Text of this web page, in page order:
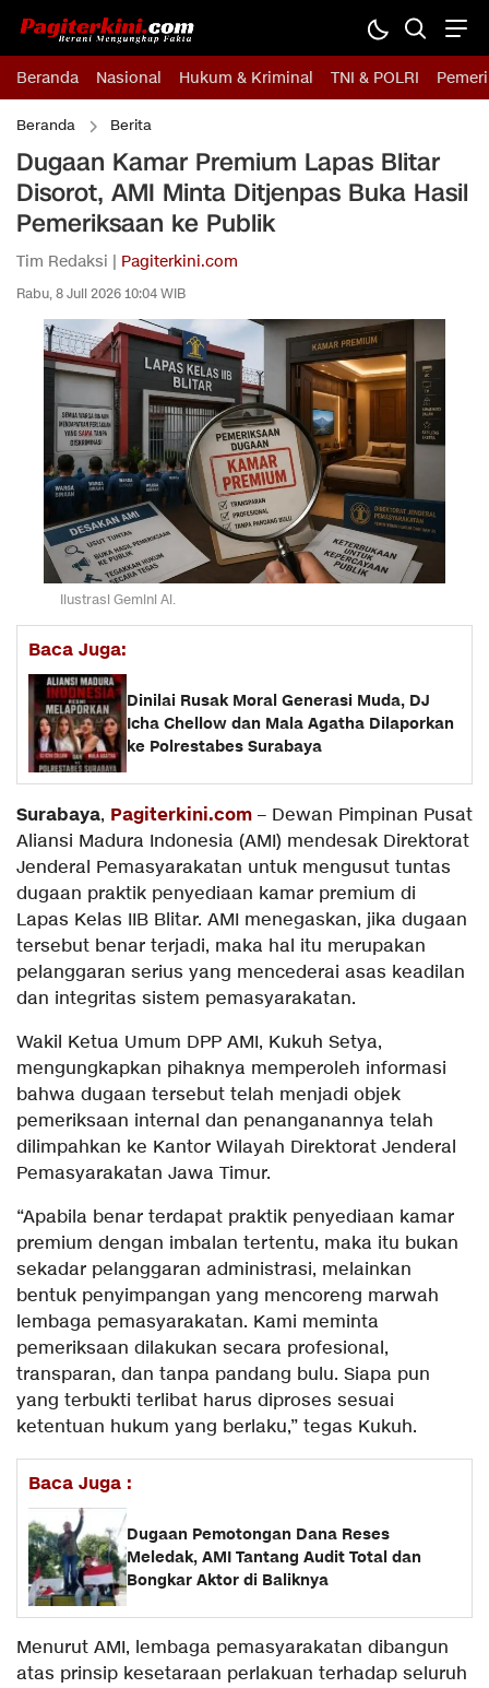
Beranda Nasional Hukum & Kriminal TNI & POLRI
Beranda Berita
Dugaan Kamar Premium Lapas Blitar
Disorot, AMI Minta Ditjenpas Buka Hasil
Pemeriksaan ke Publik
Tim Redaksi | Pagiterkini.com
Rabu, 8 Juli 2026 10:04 WIB
Ilustrasi Gemini Ai.
Baca Juga:
Dinilai Rusak Moral Generasi Muda, DJ
Icha Chellow dan Mala Agatha Dilaporkan
ke Polrestabes Surabaya
Surabaya, Pagiterkini.com – Dewan Pimpinan Pusat
Aliansi Madura Indonesia (AMI) mendesak Direktorat
Jenderal Pemasyarakatan untuk mengusut tuntas
dugaan praktik penyediaan kamar premium di
Lapas Kelas IIB Blitar. AMI menegaskan, jika dugaan
tersebut benar terjadi, maka hal itu merupakan
pelanggaran serius yang mencederai asas keadilan
dan integritas sistem pemasyarakatan.
Wakil Ketua Umum DPP AMI, Kukuh Setya,
mengungkapkan pihaknya memperoleh informasi
bahwa dugaan tersebut telah menjadi objek
pemeriksaan internal dan penanganannya telah
dilimpahkan ke Kantor Wilayah Direktorat Jenderal
Pemasyarakatan Jawa Timur.
“Apabila benar terdapat praktik penyediaan kamar
premium dengan imbalan tertentu, maka itu bukan
sekadar pelanggaran administrasi, melainkan
bentuk penyimpangan yang mencoreng marwah
lembaga pemasyarakatan. Kami meminta
pemeriksaan dilakukan secara profesional,
transparan, dan tanpa pandang bulu. Siapa pun
yang terbukti terlibat harus diproses sesuai
ketentuan hukum yang berlaku,” tegas Kukuh.
Baca Juga :
Dugaan Pemotongan Dana Reses
Meledak, AMI Tantang Audit Total dan
Bongkar Aktor di Baliknya
Menurut AMI, lembaga pemasyarakatan dibangun
atas prinsip kesetaraan perlakuan terhadap seluruh